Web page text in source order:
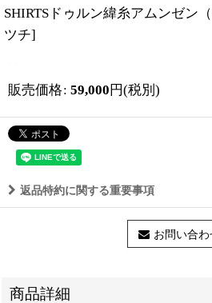
SHIRTSドゥルン緯糸アムンゼン
ツチ]
販売価格: 59,000 円(税別)
返品特約に関する重要事項
お問い合わ
商品詳細